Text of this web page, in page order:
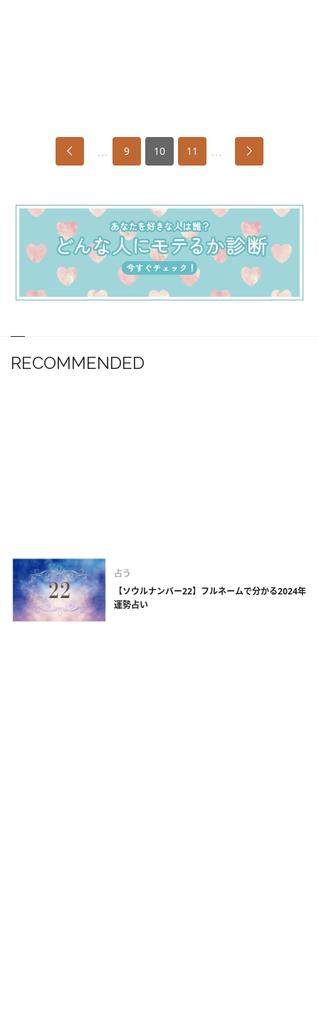
… 9 10 11 …
RECOMMENDED
占う
【ソウルナンバー22】フルネームで分かる2024年
運勢占い